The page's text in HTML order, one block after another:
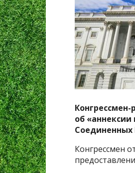
Конгрессмен-
об
Конгрессмен